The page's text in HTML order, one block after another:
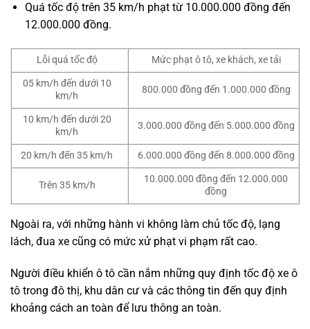
Quá tốc độ trên 35 km/h phạt từ 10.000.000 đồng đến
12.000.000 đồng.
Lỗi quá tốc độ
Mức phạt ô tô, xe khách, xe tải
05 km/h đến dưới 10
km/h
800.000 đồng đến 1.000.000 đồng
10 km/h đến dưới 20
km/h
3.000.000 đồng đến 5.000.000 đồng
20 km/h đến 35 km/h 6.000.000 đồng đến 8.000.000 đồng
Trên 35 km/h
10.000.000 đồng đến 12.000.000
đồng
Ngoài ra, với những hành vi không làm chủ tốc độ, lạng
lách, đua xe cũng có mức xử phạt vi phạm rất cao.
Người điều khiển ô tô cần nắm những quy định tốc độ xe ô
tô trong đô thị, khu dân cư và các thông tin đến quy định
khoảng cách an toàn để lưu thông an toàn.